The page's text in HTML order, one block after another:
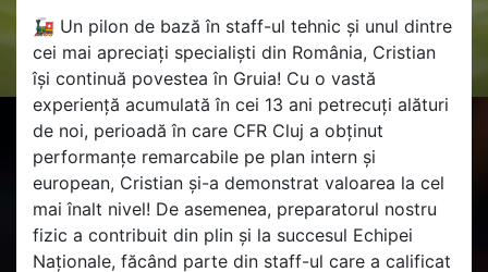
🚂 Un pilon de bază în staff-ul tehnic și unul dintre
cei mai apreciați specialiști din România, Cristian
își continuă povestea în Gruia! Cu o vastă
experiență acumulată în cei 13 ani petrecuți alături
de noi, perioadă în care CFR Cluj a obținut
performanțe remarcabile pe plan intern și
european, Cristian și-a demonstrat valoarea la cel
mai înalt nivel! De asemenea, preparatorul nostru
fizic a contribuit din plin și la succesul Echipei
Naționale, făcând parte din staff-ul care a calificat